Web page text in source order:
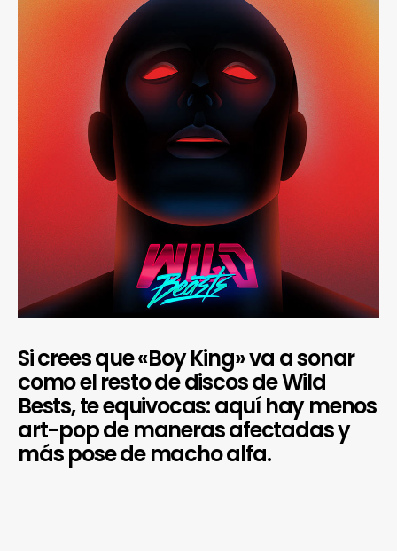
Si crees que «Boy King» va a sonar
como el resto de discos de Wild
Bests, te equivocas: aquí hay menos
art-pop de maneras afectadas y
más pose de macho alfa.